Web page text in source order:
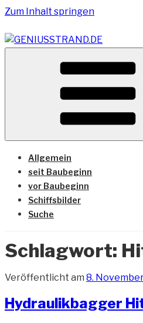
Zum Inhalt springen
Vom Geniusstrand zum
Allgemein
seit Baubeginn
vor Baubeginn
Schiffsbilder
Suche
Schlagwort:
Veröffentlicht am 8.
Hydraulikbagger